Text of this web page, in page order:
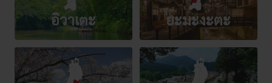
อิวาเตะ ยะมะงะตะ